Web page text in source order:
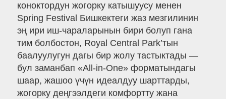
коноктордун жогорку катышуусу менен
Spring Festival Бишкектеги жаз мезгилинин
эң ири иш-чараларынын бири болуп гана
тим болбостон, Royal Central Park’тын
баалуулугун дагы бир жолу тастыктады —
бул заманбап «All-in-One» форматындагы
шаар, жашоо үчүн идеалдуу шарттарды,
жогорку деңгээлдеги комфортту жана